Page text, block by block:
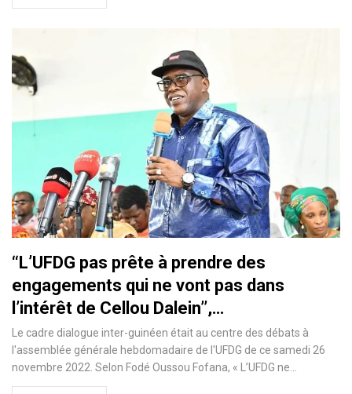
‘‘L’UFDG pas prête à prendre des
engagements qui ne vont pas dans
l’intérêt de Cellou Dalein’’,…
Le cadre dialogue inter-guinéen était au centre des débats à
l'assemblée générale hebdomadaire de l'UFDG de ce samedi 26
novembre 2022. Selon Fodé Oussou Fofana, « L’UFDG ne…